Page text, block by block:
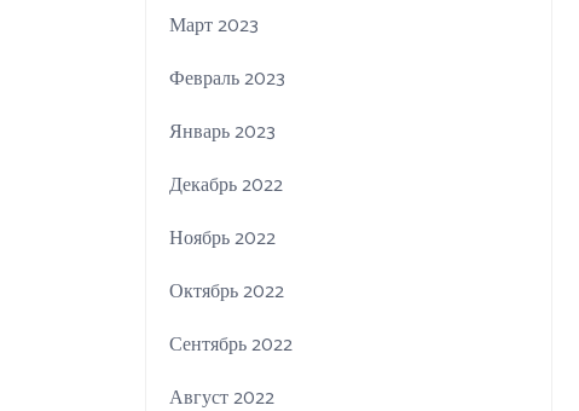
Март 2023
Февраль 2023
Январь 2023
Декабрь 2022
Ноябрь 2022
Октябрь 2022
Сентябрь 2022
Август 2022